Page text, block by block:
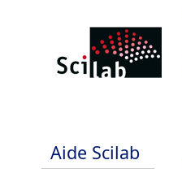
Aide Scilab